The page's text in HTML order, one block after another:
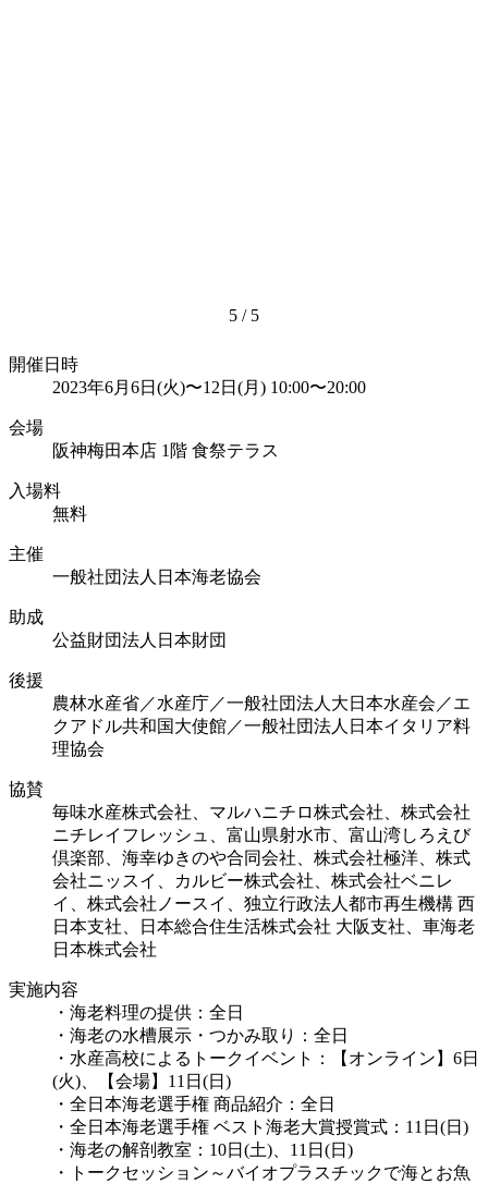
5 / 5
開催日時
2023年6月6日(火)〜12日(月) 10:00〜20:00
会場
阪神梅田本店 1階 食祭テラス
入場料
無料
主催
一般社団法人日本海老協会
助成
公益財団法人日本財団
後援
農林水産省／水産庁／一般社団法人大日本水産会／エ
クアドル共和国大使館／一般社団法人日本イタリア料
理協会
協賛
毎味水産株式会社、マルハニチロ株式会社、株式会社
ニチレイフレッシュ、富山県射水市、富山湾しろえび
倶楽部、海幸ゆきのや合同会社、株式会社極洋、株式
会社ニッスイ、カルビー株式会社、株式会社ベニレ
イ、株式会社ノースイ、独立行政法人都市再生機構 西
日本支社、日本総合住生活株式会社 大阪支社、車海老
日本株式会社
実施内容
・海老料理の提供：全日
・海老の水槽展示・つかみ取り：全日
・水産高校によるトークイベント：【オンライン】6日
(火)、【会場】11日(日)
・全日本海老選手権 商品紹介：全日
・全日本海老選手権 ベスト海老大賞授賞式：11日(日)
・海老の解剖教室：10日(土)、11日(日)
・トークセッション～バイオプラスチックで海とお魚